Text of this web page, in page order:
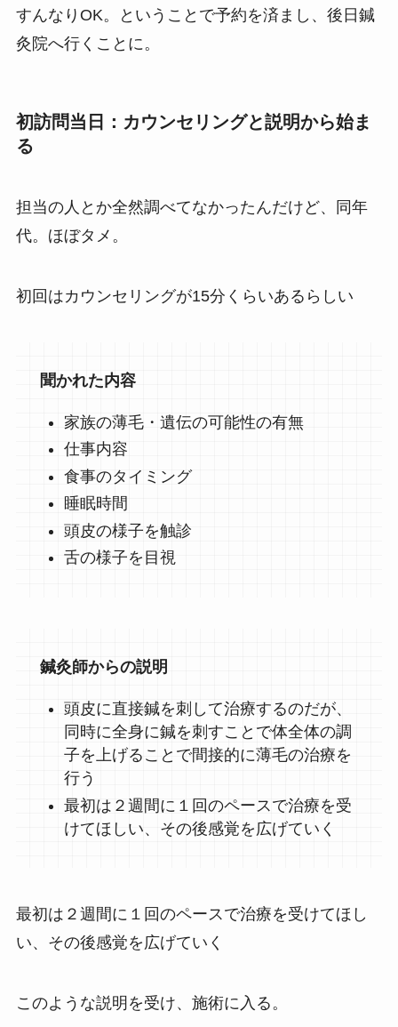
すんなりOK。ということで予約を済まし、後日鍼
灸院へ行くことに。
初訪問当日：カウンセリングと説明から始ま
る
担当の人とか全然調べてなかったんだけど、同年
代。ほぼタメ。
初回はカウンセリングが15分くらいあるらしい
聞かれた内容
家族の薄毛・遺伝の可能性の有無
仕事内容
食事のタイミング
睡眠時間
頭皮の様子を触診
舌の様子を目視
鍼灸師からの説明
頭皮に直接鍼を刺して治療するのだが、
同時に全身に鍼を刺すことで体全体の調
子を上げることで間接的に薄毛の治療を
行う
最初は２週間に１回のペースで治療を受
けてほしい、その後感覚を広げていく
最初は２週間に１回のペースで治療を受けてほし
い、その後感覚を広げていく
このような説明を受け、施術に入る。